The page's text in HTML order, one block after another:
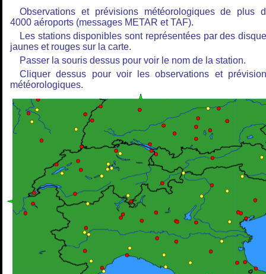
Observations et prévisions météorologiques de plus
4000 aéroports (messages METAR et TAF).
Les stations disponibles sont représentées par des
jaunes et rouges sur la carte.
Passer la souris dessus pour voir le nom de la station.
Cliquer dessus pour voir les observations et
météorologiques.